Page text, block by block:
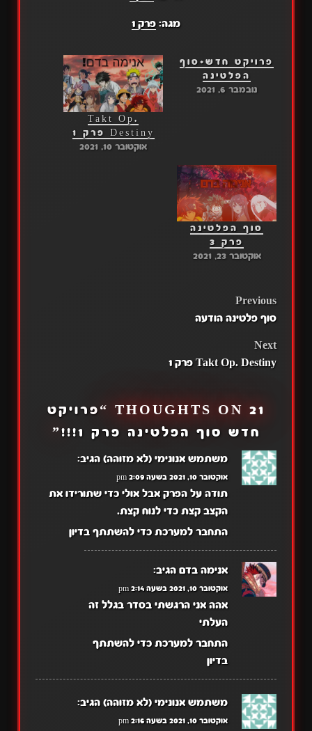
מגה: פרק 1
פרויקט חדש+סוף
הפלטינה
נובמבר 6, 2021
Takt Op.
Destiny פרק 1
אוקטובר 10, 2021
סוף הפלטינה
פרק 3
אוקטובר 23, 2021
POST
Previous
סוף פלטינה הודעה
Next
Takt Op. Destiny פרק 1
21 THOUGHTS ON “
פרויקט
חדש סוף הפלטינה פרק 1!!!
”
משתמש אנונימי (לא מזוהה) הגיב:
אוקטובר 10, 2021 בשעה 2:09 pm
תודה על הפרק אבל אולי כדי שתורידו את
הקצב קצת כדי לנוח קצת.
התחבר למערכת כדי להשתתף בדיון
אנימה בדם הגיב:
אוקטובר 10, 2021 בשעה 2:14 pm
אהה אני הרגשתי בסדר בגלל זה
העלתי
התחבר למערכת כדי להשתתף
בדיון
משתמש אנונימי (לא מזוהה) הגיב:
אוקטובר 10, 2021 בשעה 2:16 pm